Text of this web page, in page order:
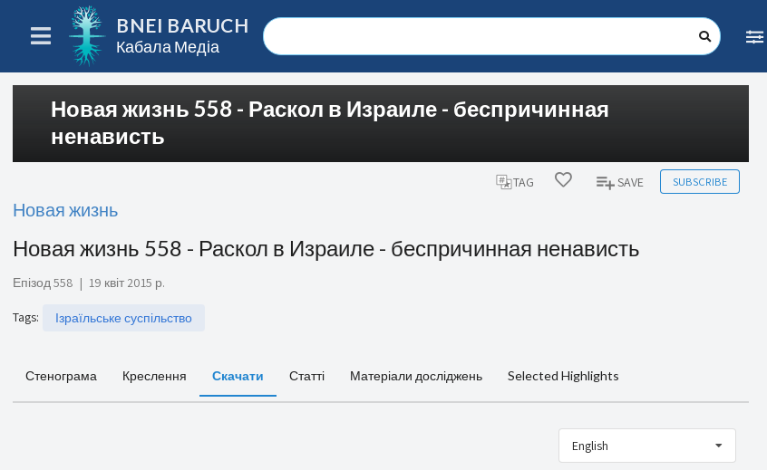
BNEI BARUCH
Кабала Медіа
Новая жизнь 558 - Раскол в Израиле - беспричинная
ненависть
TAG SAVE SUBSCRIBE
Новая жизнь
Новая жизнь 558 - Раскол в Израиле - беспричинная ненависть
Епізод 558 | 19 квіт 2015 р.
Tags: Ізраїльське суспільство
Стенограма Креслення Скачати Статті Матеріали досліджень Selected Highlights
English